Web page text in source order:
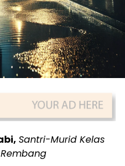
Santri-Murid Kelas
Rembang